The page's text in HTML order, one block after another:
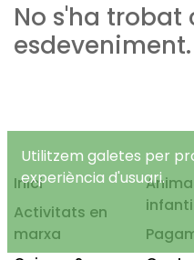
No s'ha trobat
esdeveniment.
Inici
Activitats en
marxa
Utilitzem galetes per
experiència d'usuari.